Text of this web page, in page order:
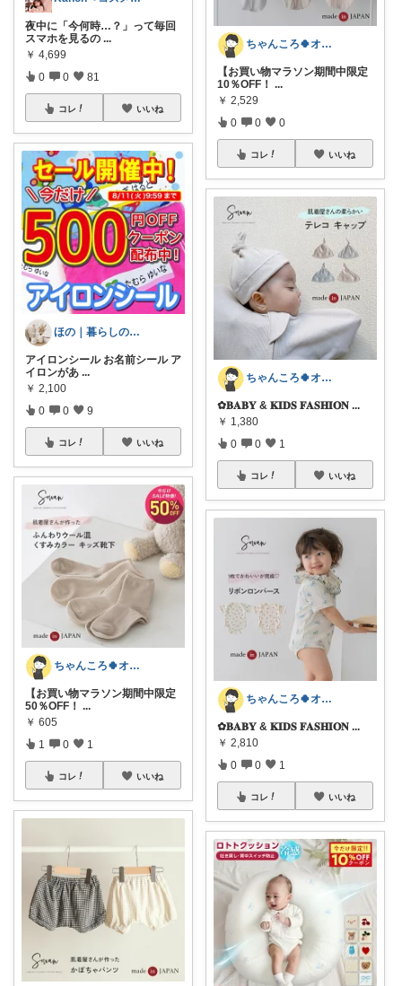
夜中に「今何時…？」って毎回
スマホを見るの ...
￥ 4,699
0 0 81
コレ いいね
ほの｜暮らしのセレクト
アイロンシール お名前シール ア
イロンがあ ...
￥ 2,100
0 0 9
コレ いいね
ちゃんころ🍀オリ写/インテリア/キッズ
【お買い物マラソン期間中限定
50％OFF！ ...
￥ 605
1 0 1
コレ いいね
ちゃんころ🍀オリ写/インテリア/キッズ
【お買い物マラソン期間中限定
10％OFF！ ...
￥ 2,529
0 0 0
コレ いいね
ちゃんころ🍀オリ写/インテリア/キッズ
✿𝐁𝐀𝐁𝐘 & 𝐊𝐈𝐃𝐒 𝐅𝐀𝐒𝐇𝐈𝐎𝐍 ...
￥ 1,380
0 0 1
コレ いいね
ちゃんころ🍀オリ写/インテリア/キッズ
✿𝐁𝐀𝐁𝐘 & 𝐊𝐈𝐃𝐒 𝐅𝐀𝐒𝐇𝐈𝐎𝐍 ...
￥ 2,810
0 0 1
コレ いいね